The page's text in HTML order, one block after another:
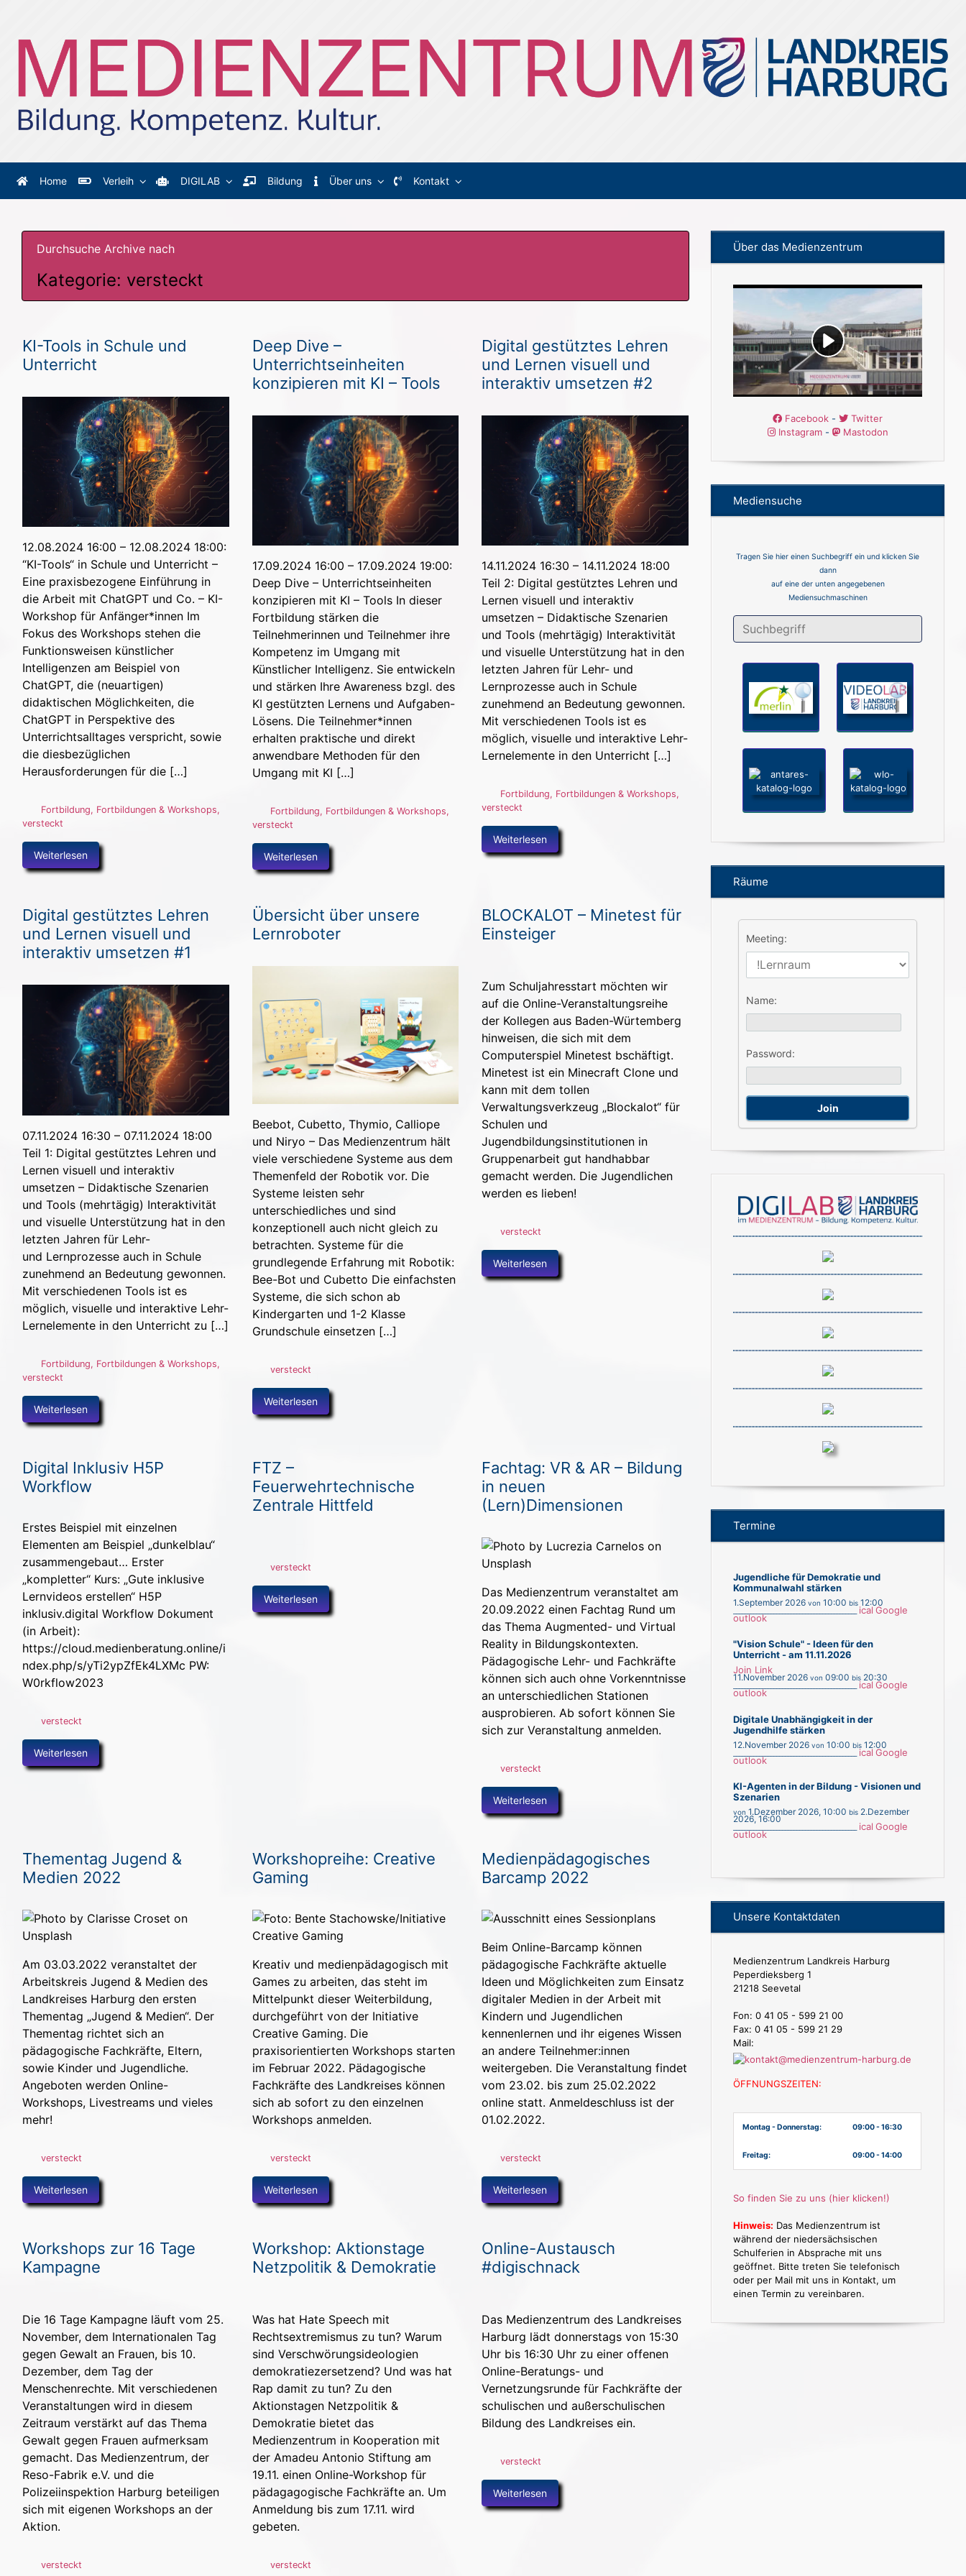
Home Verleih DIGILAB Bildung Über uns Kontakt
Durchsuche Archive nach
Kategorie: versteckt
KI-Tools in Schule und
Unterricht
12.08.2024 16:00 – 12.08.2024 18:00:
“KI-Tools“ in Schule und Unterricht –
Eine praxisbezogene Einführung in
die Arbeit mit ChatGPT und Co. – KI-
Workshop für Anfänger*innen Im
Fokus des Workshops stehen die
Funktionsweisen künstlicher
Intelligenzen am Beispiel von
ChatGPT, die (neuartigen)
didaktischen Möglichkeiten, die
ChatGPT in Perspektive des
Unterrichtsalltages verspricht, sowie
die diesbezüglichen
Herausforderungen für die […]
Fortbildung, Fortbildungen & Workshops,
versteckt
Weiterlesen
Deep Dive –
Unterrichtseinheiten
konzipieren mit KI – Tools
17.09.2024 16:00 – 17.09.2024 19:00:
Deep Dive – Unterrichtseinheiten
konzipieren mit KI – Tools In dieser
Fortbildung stärken die
Teilnehmerinnen und Teilnehmer ihre
Kompetenz im Umgang mit
Künstlicher Intelligenz. Sie entwickeln
und stärken Ihre Awareness bzgl. des
KI gestützten Lernens und Aufgaben-
Lösens. Die Teilnehmer*innen
erhalten praktische und direkt
anwendbare Methoden für den
Umgang mit KI […]
Fortbildung, Fortbildungen & Workshops,
versteckt
Weiterlesen
Digital gestütztes Lehren
und Lernen visuell und
interaktiv umsetzen #2
14.11.2024 16:30 – 14.11.2024 18:00
Teil 2: Digital gestütztes Lehren und
Lernen visuell und interaktiv
umsetzen – Didaktische Szenarien
und Tools (mehrtägig) Interaktivität
und visuelle Unterstützung hat in den
letzten Jahren für Lehr- und
Lernprozesse auch in Schule
zunehmend an Bedeutung gewonnen.
Mit verschiedenen Tools ist es
möglich, visuelle und interaktive Lehr-
Lernelemente in den Unterricht […]
Fortbildung, Fortbildungen & Workshops,
versteckt
Weiterlesen
Digital gestütztes Lehren
und Lernen visuell und
interaktiv umsetzen #1
07.11.2024 16:30 – 07.11.2024 18:00
Teil 1: Digital gestütztes Lehren und
Lernen visuell und interaktiv
umsetzen – Didaktische Szenarien
und Tools (mehrtägig) Interaktivität
und visuelle Unterstützung hat in den
letzten Jahren für Lehr-
und Lernprozesse auch in Schule
zunehmend an Bedeutung gewonnen.
Mit verschiedenen Tools ist es
möglich, visuelle und interaktive Lehr-
Lernelemente in den Unterricht zu […]
Fortbildung, Fortbildungen & Workshops,
versteckt
Weiterlesen
Übersicht über unsere
Lernroboter
Beebot, Cubetto, Thymio, Calliope
und Niryo – Das Medienzentrum hält
viele verschiedene Systeme aus dem
Themenfeld der Robotik vor. Die
Systeme leisten sehr
unterschiedliches und sind
konzeptionell auch nicht gleich zu
betrachten. Systeme für die
grundlegende Erfahrung mit Robotik:
Bee-Bot und Cubetto Die einfachsten
Systeme, die sich schon ab
Kindergarten und 1-2 Klasse
Grundschule einsetzen […]
versteckt
Weiterlesen
BLOCKALOT – Minetest für
Einsteiger
Zum Schuljahresstart möchten wir
auf die Online-Veranstaltungsreihe
der Kollegen aus Baden-Würtemberg
hinweisen, die sich mit dem
Computerspiel Minetest bschäftigt.
Minetest ist ein Minecraft Clone und
kann mit dem tollen
Verwaltungsverkzeug „Blockalot“ für
Schulen und
Jugendbildungsinstitutionen in
Gruppenarbeit gut handhabbar
gemacht werden. Die Jugendlichen
werden es lieben!
versteckt
Weiterlesen
Digital Inklusiv H5P
Workflow
Erstes Beispiel mit einzelnen
Elementen am Beispiel „dunkelblau“
zusammengebaut… Erster
„kompletter“ Kurs: „Gute inklusive
Lernvideos erstellen“ H5P
inklusiv.digital Workflow Dokument
(in Arbeit):
https://cloud.medienberatung.online/i
ndex.php/s/yTi2ypZfEk4LXMc PW:
W0rkflow2023
versteckt
Weiterlesen
FTZ –
Feuerwehrtechnische
Zentrale Hittfeld
versteckt
Weiterlesen
Fachtag: VR & AR – Bildung
in neuen
(Lern)Dimensionen
Das Medienzentrum veranstaltet am
20.09.2022 einen Fachtag Rund um
das Thema Augmented- und Virtual
Reality in Bildungskontexten.
Pädagogische Lehr- und Fachkräfte
können sich auch ohne Vorkenntnisse
an unterschiedlichen Stationen
ausprobieren. Ab sofort können Sie
sich zur Veranstaltung anmelden.
versteckt
Weiterlesen
Thementag Jugend &
Medien 2022
Am 03.03.2022 veranstaltet der
Arbeitskreis Jugend & Medien des
Landkreises Harburg den ersten
Thementag „Jugend & Medien“. Der
Thementag richtet sich an
pädagogische Fachkräfte, Eltern,
sowie Kinder und Jugendliche.
Angeboten werden Online-
Workshops, Livestreams und vieles
mehr!
versteckt
Weiterlesen
Workshopreihe: Creative
Gaming
Kreativ und medienpädagogisch mit
Games zu arbeiten, das steht im
Mittelpunkt dieser Weiterbildung,
durchgeführt von der Initiative
Creative Gaming. Die
praxisorientierten Workshops starten
im Februar 2022. Pädagogische
Fachkräfte des Landkreises können
sich ab sofort zu den einzelnen
Workshops anmelden.
versteckt
Weiterlesen
Medienpädagogisches
Barcamp 2022
Beim Online-Barcamp können
pädagogische Fachkräfte aktuelle
Ideen und Möglichkeiten zum Einsatz
digitaler Medien in der Arbeit mit
Kindern und Jugendlichen
kennenlernen und ihr eigenes Wissen
an andere Teilnehmer:innen
weitergeben. Die Veranstaltung findet
vom 23.02. bis zum 25.02.2022
online statt. Anmeldeschluss ist der
01.02.2022.
versteckt
Weiterlesen
Workshops zur 16 Tage
Kampagne
Die 16 Tage Kampagne läuft vom 25.
November, dem Internationalen Tag
gegen Gewalt an Frauen, bis 10.
Dezember, dem Tag der
Menschenrechte. Mit verschiedenen
Veranstaltungen wird in diesem
Zeitraum verstärkt auf das Thema
Gewalt gegen Frauen aufmerksam
gemacht. Das Medienzentrum, der
Reso-Fabrik e.V. und die
Polizeiinspektion Harburg beteiligen
sich mit eigenen Workshops an der
Aktion.
versteckt
Workshop: Aktionstage
Netzpolitik & Demokratie
Was hat Hate Speech mit
Rechtsextremismus zu tun? Warum
sind Verschwörungsideologien
demokratiezersetzend? Und was hat
Rap damit zu tun? Zu den
Aktionstagen Netzpolitik &
Demokratie bietet das
Medienzentrum in Kooperation mit
der Amadeu Antonio Stiftung am
19.11. einen Online-Workshop für
pädagagogische Fachkräfte an. Um
Anmeldung bis zum 17.11. wird
gebeten.
versteckt
Online-Austausch
#digischnack
Das Medienzentrum des Landkreises
Harburg lädt donnerstags von 15:30
Uhr bis 16:30 Uhr zu einer offenen
Online-Beratungs- und
Vernetzungsrunde für Fachkräfte der
schulischen und außerschulischen
Bildung des Landkreises ein.
versteckt
Weiterlesen
Über das Medienzentrum
Facebook -
Twitter
Instagram- Mastodon
Mediensuche
Tragen Sie hier einen Suchbegriff ein und klicken Sie
dann
auf eine der unten angegebenen
Mediensuchmaschinen
Räume
Meeting:
Name:
Password:
Termine
Jugendliche für Demokratie und
Kommunalwahl stärken
1.September 2026 von 10:00 bis 12:00
___________________________________________ ical Google
outlook
"Vision Schule" - Ideen für den
Unterricht - am 11.11.2026
Join Link
11.November 2026 von 09:00 bis 20:30
ical Google
outlook
Digitale Unabhängigkeit in der
Jugendhilfe stärken
12.November 2026 von 10:00 bis 12:00
ical Google
outlook
KI-Agenten in der Bildung - Visionen und
Szenarien
von 1.Dezember 2026, 10:00 bis 2.Dezember
2026, 16:00
ical Google
outlook
Unsere Kontaktdaten
Medienzentrum Landkreis Harburg
Peperdieksberg 1
21218 Seevetal
Fon: 0 41 05 - 599 21 00
Fax: 0 41 05 - 599 21 29
Mail:
ÖFFNUNGSZEITEN:
Montag - Donnerstag: 09:00 - 16:30
Freitag: 09:00 - 14:00
So finden Sie zu uns (hier klicken!)
Hinweis: Das Medienzentrum ist
während der niedersächsischen
Schulferien in Absprache mit uns
geöffnet. Bitte treten Sie telefonisch
oder per Mail mit uns in Kontakt, um
einen Termin zu vereinbaren.